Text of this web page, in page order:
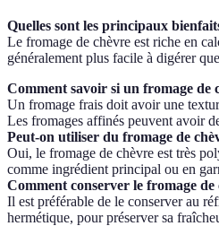
Quelles sont les principaux
Le fromage de chèvre est riche en
généralement plus facile à digérer
Comment savoir si un fromage de
Un fromage frais doit avoir une
Les fromages affinés peuvent avoir
Peut-on utiliser du fromage de
Oui, le fromage de chèvre est très
comme ingrédient principal ou en
Comment conserver le fromage de
Il est préférable de le conserver au
hermétique, pour préserver sa